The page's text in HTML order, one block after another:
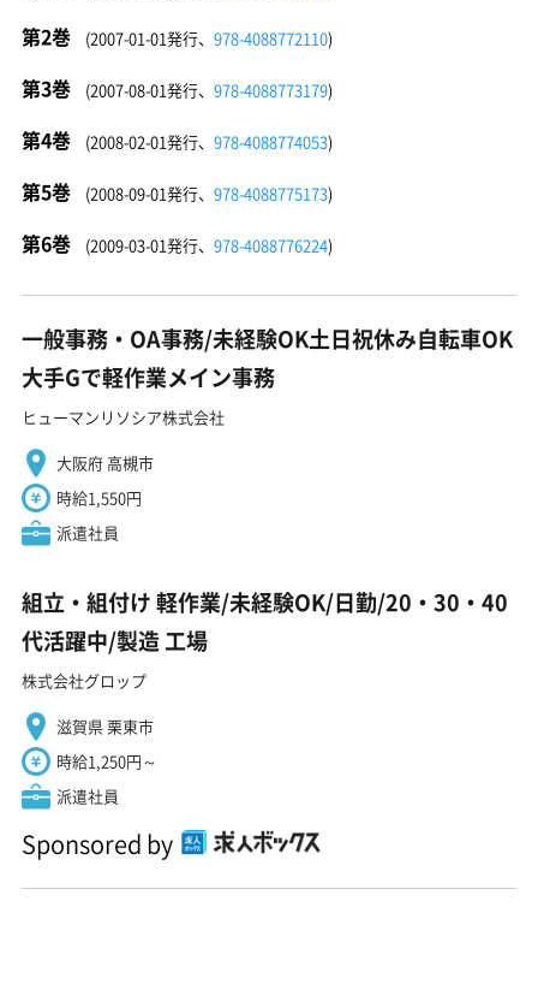
第2巻 (2007-01-01発行、 978-4088772110)
第3巻 (2007-08-01発行、 978-4088773179)
第4巻 (2008-02-01発行、 978-4088774053)
第5巻 (2008-09-01発行、 978-4088775173)
第6巻 (2009-03-01発行、 978-4088776224)
一般事務・OA事務/未経験OK土日祝休み自転車OK
大手Gで軽作業メイン事務
ヒューマンリソシア株式会社
大阪府 高槻市
時給1,550円
派遣社員
組立・組付け 軽作業/未経験OK/日勤/20・30・40
代活躍中/製造 工場
株式会社グロップ
滋賀県 栗東市
時給1,250円～
派遣社員
Sponsored by